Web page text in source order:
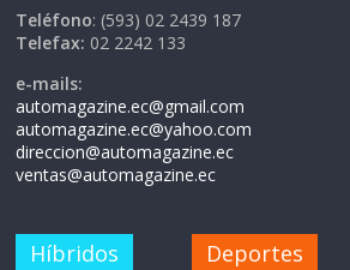
Teléfono: (593) 02 2439 187
Telefax: 02 2242 133
e-mails:
automagazine.ec@gmail.com
automagazine.ec@yahoo.com
direccion@automagazine.ec
ventas@automagazine.ec
Híbridos Deportes